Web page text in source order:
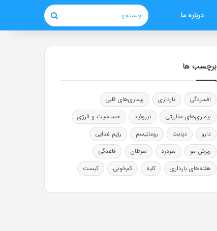
درباره ما جستجو
برچسب ها
افسردگی بارداری
بیماری‌های قلبی
بیماری‌های مقاربتی
تیروئید
حساسیت و آلرژی
دارو
دیابت روماتیسم
رژیم غذایی
ریزش مو
سردرد سرطان
قاعدگی
هفته‌های بارداری
کلیه کم‌خونی کیست